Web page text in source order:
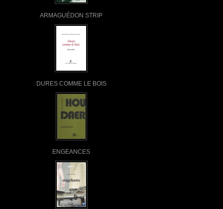
ARMAGUÉDON STRIP
DURES COMME LE BOIS
ENGEANCES